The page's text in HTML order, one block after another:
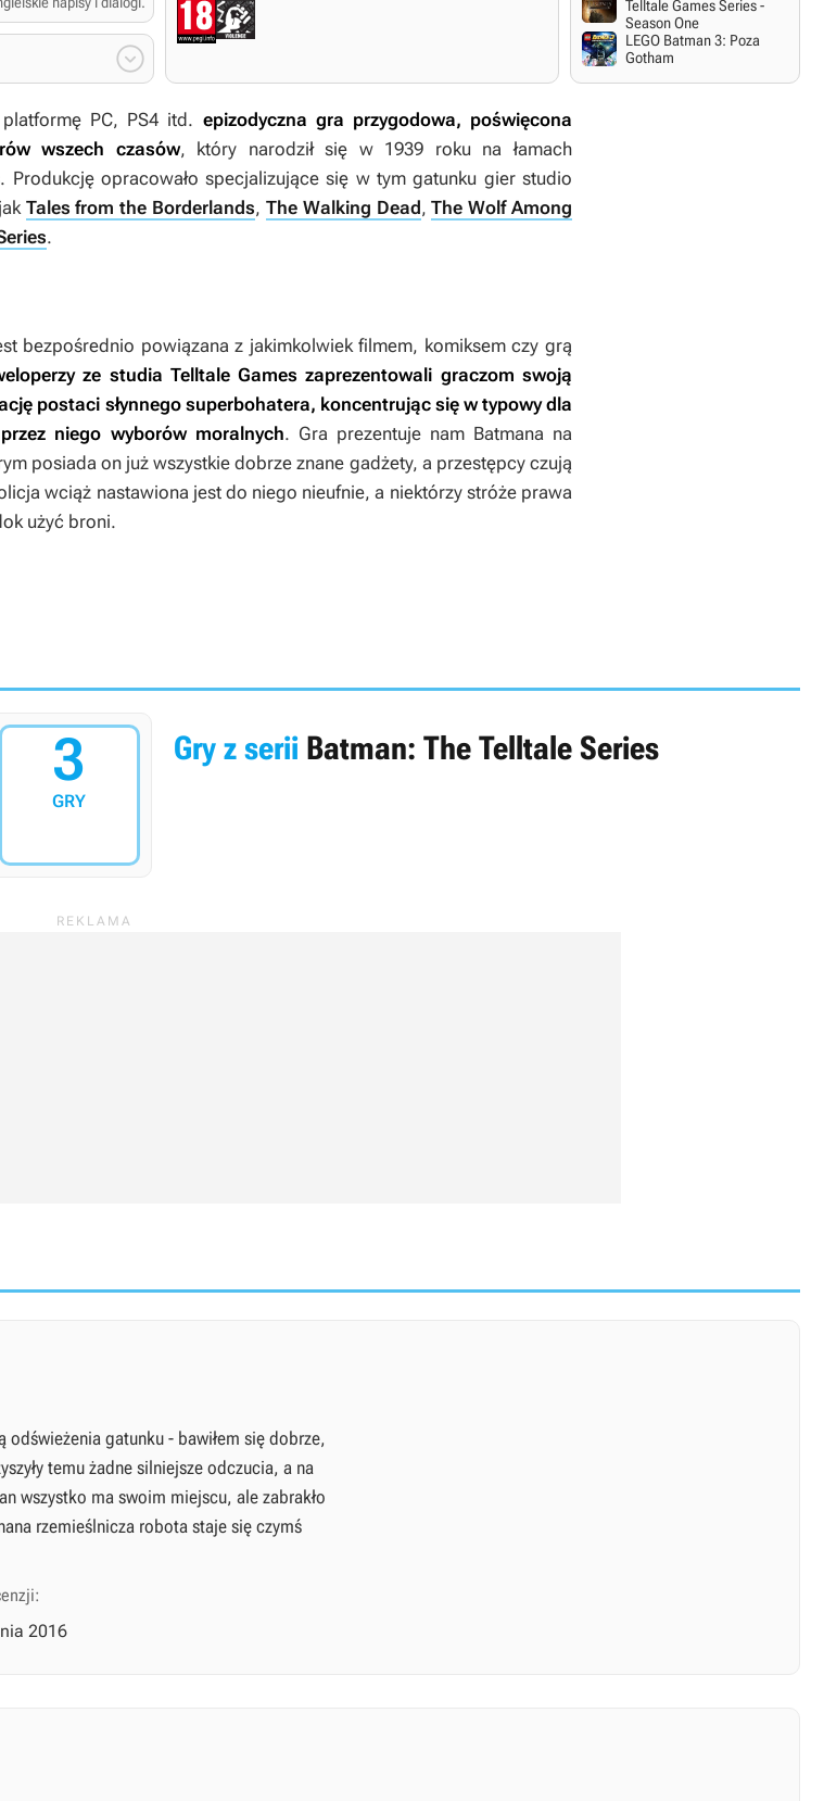

Telltale Games Series -
Season One
LEGO Batman 3: Poza
Gotham
PC, PS4 itd. epizodyczna gra przygodowa, poświęcona
wszech czasów, który narodził się w 1939 roku na łamach
Produkcję opracowało specjalizujące się w tym gatunku gier studio
Tales from the Borderlands, The Walking Dead,The Wolf Among
.
bezpośrednio powiązana z jakimkolwiek filmem, komiksem czy grą
ze studia Telltale Games zaprezentowali graczom swoją
postaci słynnego superbohatera, koncentrując się w typowy dla
niego wyborów moralnych. Gra prezentuje nam Batmana na
posiada on już wszystkie dobrze znane gadżety, a przestępcy czują
wciąż nastawiona jest do niego nieufnie, a niektórzy stróże prawa
użyć broni.
3
GRY
Gry z seriiBatman: The Telltale Series
gatunku - bawiłem się dobrze,
temu żadne silniejsze odczucia, a na
wszystko ma swoim miejscu, ale zabrakło
rzemieślnicza robota staje się czymś
2016